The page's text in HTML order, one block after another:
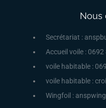
Nous
Secrétariat :
Accueil voile : 0692
voile habitable :
voile habitable :
Wingfoil :